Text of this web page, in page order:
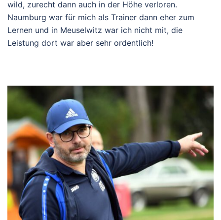
wild, zurecht dann auch in der Höhe verloren.
Naumburg war für mich als Trainer dann eher zum
Lernen und in Meuselwitz war ich nicht mit, die
Leistung dort war aber sehr ordentlich!